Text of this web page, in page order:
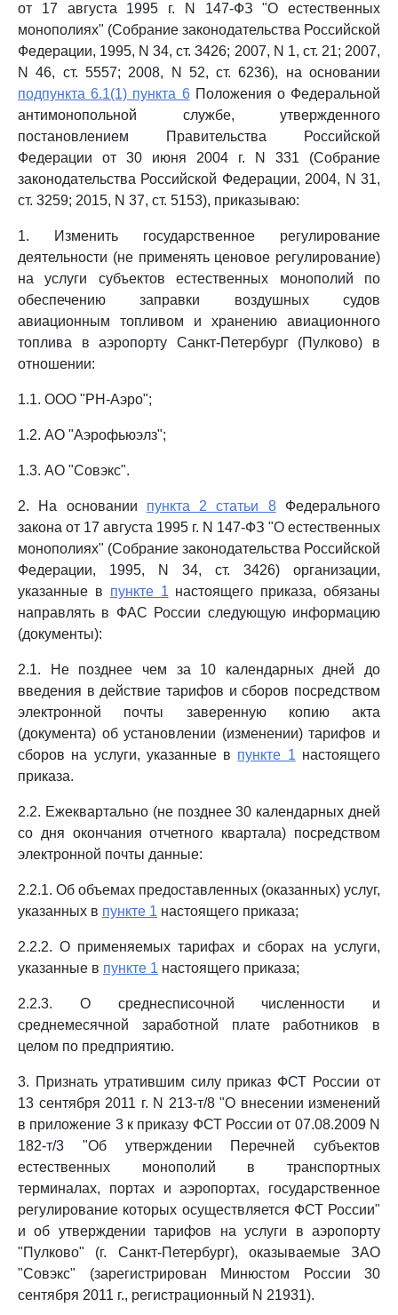
от 17 августа 1995 г. N 147-ФЗ "О естественных
монополиях" (Собрание законодательства Российской
Федерации, 1995, N 34, ст. 3426; 2007, N 1, ст. 21; 2007,
N 46, ст. 5557; 2008, N 52, ст. 6236), на основании
подпункта 6.1(1) пункта 6Положения о Федеральной
антимонопольной службе, утвержденного
постановлением Правительства Российской
Федерации от 30 июня 2004 г. N 331 (Собрание
законодательства Российской Федерации, 2004, N 31,
ст. 3259; 2015, N 37, ст. 5153), приказываю:
1. Изменить государственное регулирование
деятельности (не применять ценовое регулирование)
на услуги субъектов естественных монополий по
обеспечению заправки воздушных судов
авиационным топливом и хранению авиационного
топлива в аэропорту Санкт-Петербург (Пулково) в
отношении:
1.1. ООО "РН-Аэро";
1.2. АО "Аэрофьюэлз";
1.3. АО "Совэкс".
2. На основании пункта 2 статьи 8Федерального
закона от 17 августа 1995 г. N 147-ФЗ "О естественных
монополиях" (Собрание законодательства Российской
Федерации, 1995, N 34, ст. 3426) организации,
указанные в пункте 1 настоящего приказа, обязаны
направлять в ФАС России следующую информацию
(документы):
2.1. Не позднее чем за 10 календарных дней до
введения в действие тарифов и сборов посредством
электронной почты заверенную копию акта
(документа) об установлении (изменении) тарифов и
сборов на услуги, указанные в пункте 1 настоящего
приказа.
2.2. Ежеквартально (не позднее 30 календарных дней
со дня окончания отчетного квартала) посредством
электронной почты данные:
2.2.1. Об объемах предоставленных (оказанных) услуг,
указанных в пункте 1 настоящего приказа;
2.2.2. О применяемых тарифах и сборах на услуги,
указанные в пункте 1 настоящего приказа;
2.2.3. О среднесписочной численности и
среднемесячной заработной плате работников в
целом по предприятию.
3. Признать утратившим силу приказ ФСТ России от
13 сентября 2011 г. N 213-т/8 "О внесении изменений
в приложение 3 к приказу ФСТ России от 07.08.2009 N
182-т/3 "Об утверждении Перечней субъектов
естественных монополий в транспортных
терминалах, портах и аэропортах, государственное
регулирование которых осуществляется ФСТ России"
и об утверждении тарифов на услуги в аэропорту
"Пулково" (г. Санкт-Петербург), оказываемые ЗАО
"Совэкс" (зарегистрирован Минюстом России 30
сентября 2011 г., регистрационный N 21931).